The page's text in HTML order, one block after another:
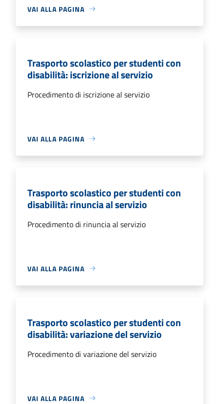
VAI ALLA PAGINA
Trasporto scolastico per studenti con
disabilità: iscrizione al servizio
Procedimento di iscrizione al servizio
VAI ALLA PAGINA
Trasporto scolastico per studenti con
disabilità: rinuncia al servizio
Procedimento di rinuncia al servizio
VAI ALLA PAGINA
Trasporto scolastico per studenti con
disabilità: variazione del servizio
Procedimento di variazione del servizio
VAI ALLA PAGINA